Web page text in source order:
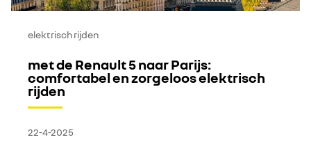
elektrisch rijden
met de Renault 5 naar Parijs:
comfortabel en zorgeloos elektrisch
rijden
22-4-2025